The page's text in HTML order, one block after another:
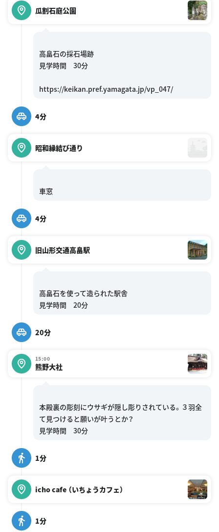
瓜割石庭公園
高畠石の採石場跡
見学時間 30分
4分
昭和縁結び通り
4分
旧山形交通高畠駅
高畠石を使って造られた駅舎
20分
15:00
熊野大社
本殿裏の彫刻にウサギが隠し彫りされている。３羽全
て見つけると願いが叶うとか？
1分
icho cafe （いちょうカフェ）
1分